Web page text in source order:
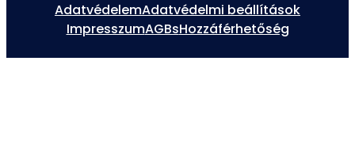
AdatvédelemAdatvédelmi beállítások
ImpresszumAGBsHozzáférhetőség